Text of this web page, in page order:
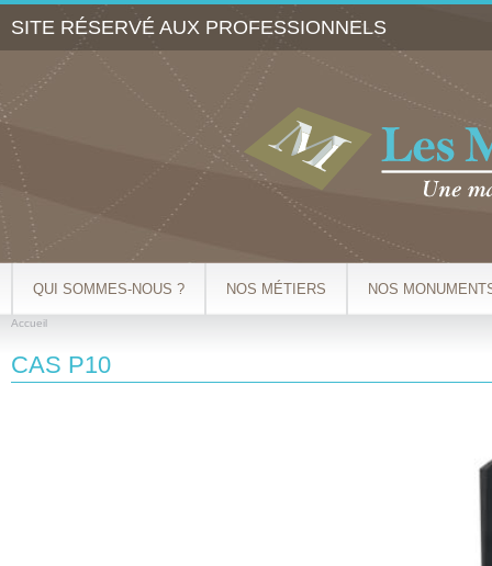
SITE RÉSERVÉ AUX PROFESSIONNELS
QUI SOMMES-NOUS ? NOS MÉTIERS NOS
Accueil
CAS P10